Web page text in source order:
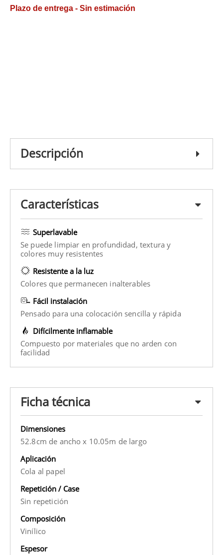
Plazo de entrega - Sin estimación
Descripción
Características
Superlavable
Se puede limpiar en profundidad, textura y
colores muy resistentes
Resistente a la luz
Colores que permanecen inalterables
Fácil instalación
Pensado para una colocación sencilla y rápida
Difícilmente inflamable
Compuesto por materiales que no arden con
facilidad
Ficha técnica
Dimensiones
52.8cm de ancho x 10.05m de largo
Aplicación
Cola al papel
Repetición / Case
Sin repetición
Composición
Vinílico
Espesor